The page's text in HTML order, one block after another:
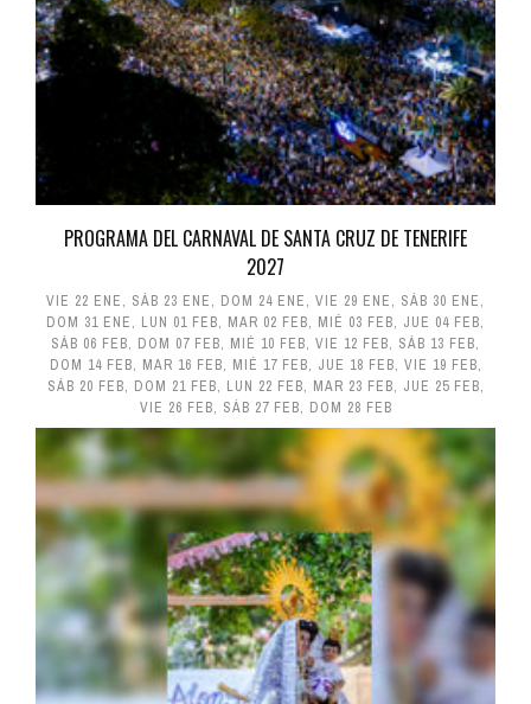
PROGRAMA DEL CARNAVAL DE SANTA CRUZ DE TENERIFE
2027
VIE 22 ENE, SÁB 23 ENE, DOM 24 ENE, VIE 29 ENE, SÁB 30 ENE,
DOM 31 ENE, LUN 01 FEB, MAR 02 FEB, MIÉ 03 FEB, JUE 04 FEB,
SÁB 06 FEB, DOM 07 FEB, MIÉ 10 FEB, VIE 12 FEB, SÁB 13 FEB,
DOM 14 FEB, MAR 16 FEB, MIÉ 17 FEB, JUE 18 FEB, VIE 19 FEB,
SÁB 20 FEB, DOM 21 FEB, LUN 22 FEB, MAR 23 FEB, JUE 25 FEB,
VIE 26 FEB, SÁB 27 FEB, DOM 28 FEB